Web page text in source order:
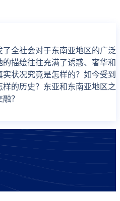
全社会对于东南亚地区的广泛
描绘往往充满了诱惑、奢华和
状况究竟是怎样的？如今受到
的历史？东亚和东南亚地区之
？